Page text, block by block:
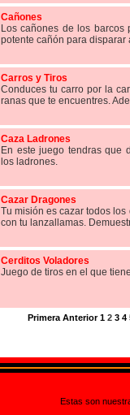
Cañones
Los cañones de los barcos
potente cañón para disparar
Carros y Tiros
Conduces tu carro por la
ranas que te encuentres.
Caza Ladrones
En este juego tendras que
los ladrones.
Cazar Dragones
Tu misión es cazar todos
con tu lanzallamas.
Cerditos Voladores
Juego de tiros en el que
Primera Anterior 1 2 3 4
Estas son